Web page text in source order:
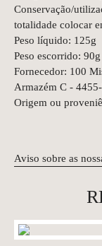
Conservação/
totalidade colocar
Peso líquido: 125g
Peso escorrido: 90g
Fornecedor: 100
Armazém C -
Origem ou
Aviso sobre as